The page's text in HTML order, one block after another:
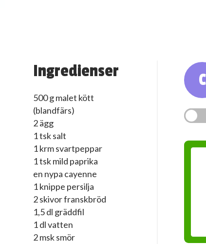
Ingredienser
500 g malet kött
(blandfärs)
2 ägg
1 tsk salt
1 krm svartpeppar
1 tsk mild paprika
en nypa cayenne
1 knippe persilja
2 skivor franskbröd
1,5 dl gräddfil
1 dl vatten
2 msk smör
C